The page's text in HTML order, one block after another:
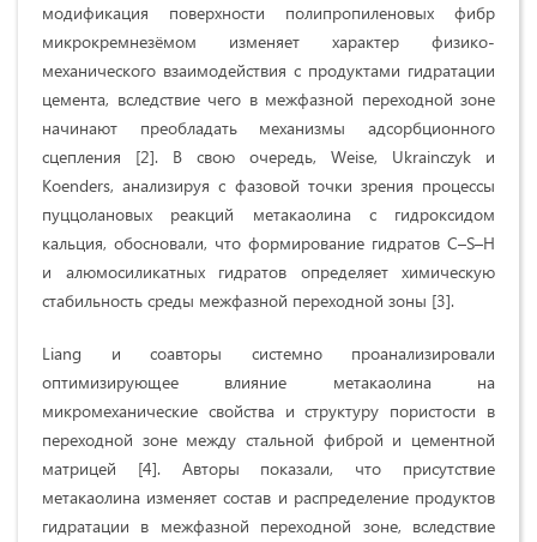
модификация поверхности полипропиленовых фибр
микрокремнезёмом изменяет характер физико-
механического взаимодействия с продуктами гидратации
цемента, вследствие чего в межфазной переходной зоне
начинают преобладать механизмы адсорбционного
сцепления [2]. В свою очередь, Weise, Ukrainczyk и
Koenders, анализируя с фазовой точки зрения процессы
пуццолановых реакций метакаолина с гидроксидом
кальция, обосновали, что формирование гидратов C–S–H
и алюмосиликатных гидратов определяет химическую
стабильность среды межфазной переходной зоны [3].
Liang и соавторы системно проанализировали
оптимизирующее влияние метакаолина на
микромеханические свойства и структуру пористости в
переходной зоне между стальной фиброй и цементной
матрицей [4]. Авторы показали, что присутствие
метакаолина изменяет состав и распределение продуктов
гидратации в межфазной переходной зоне, вследствие